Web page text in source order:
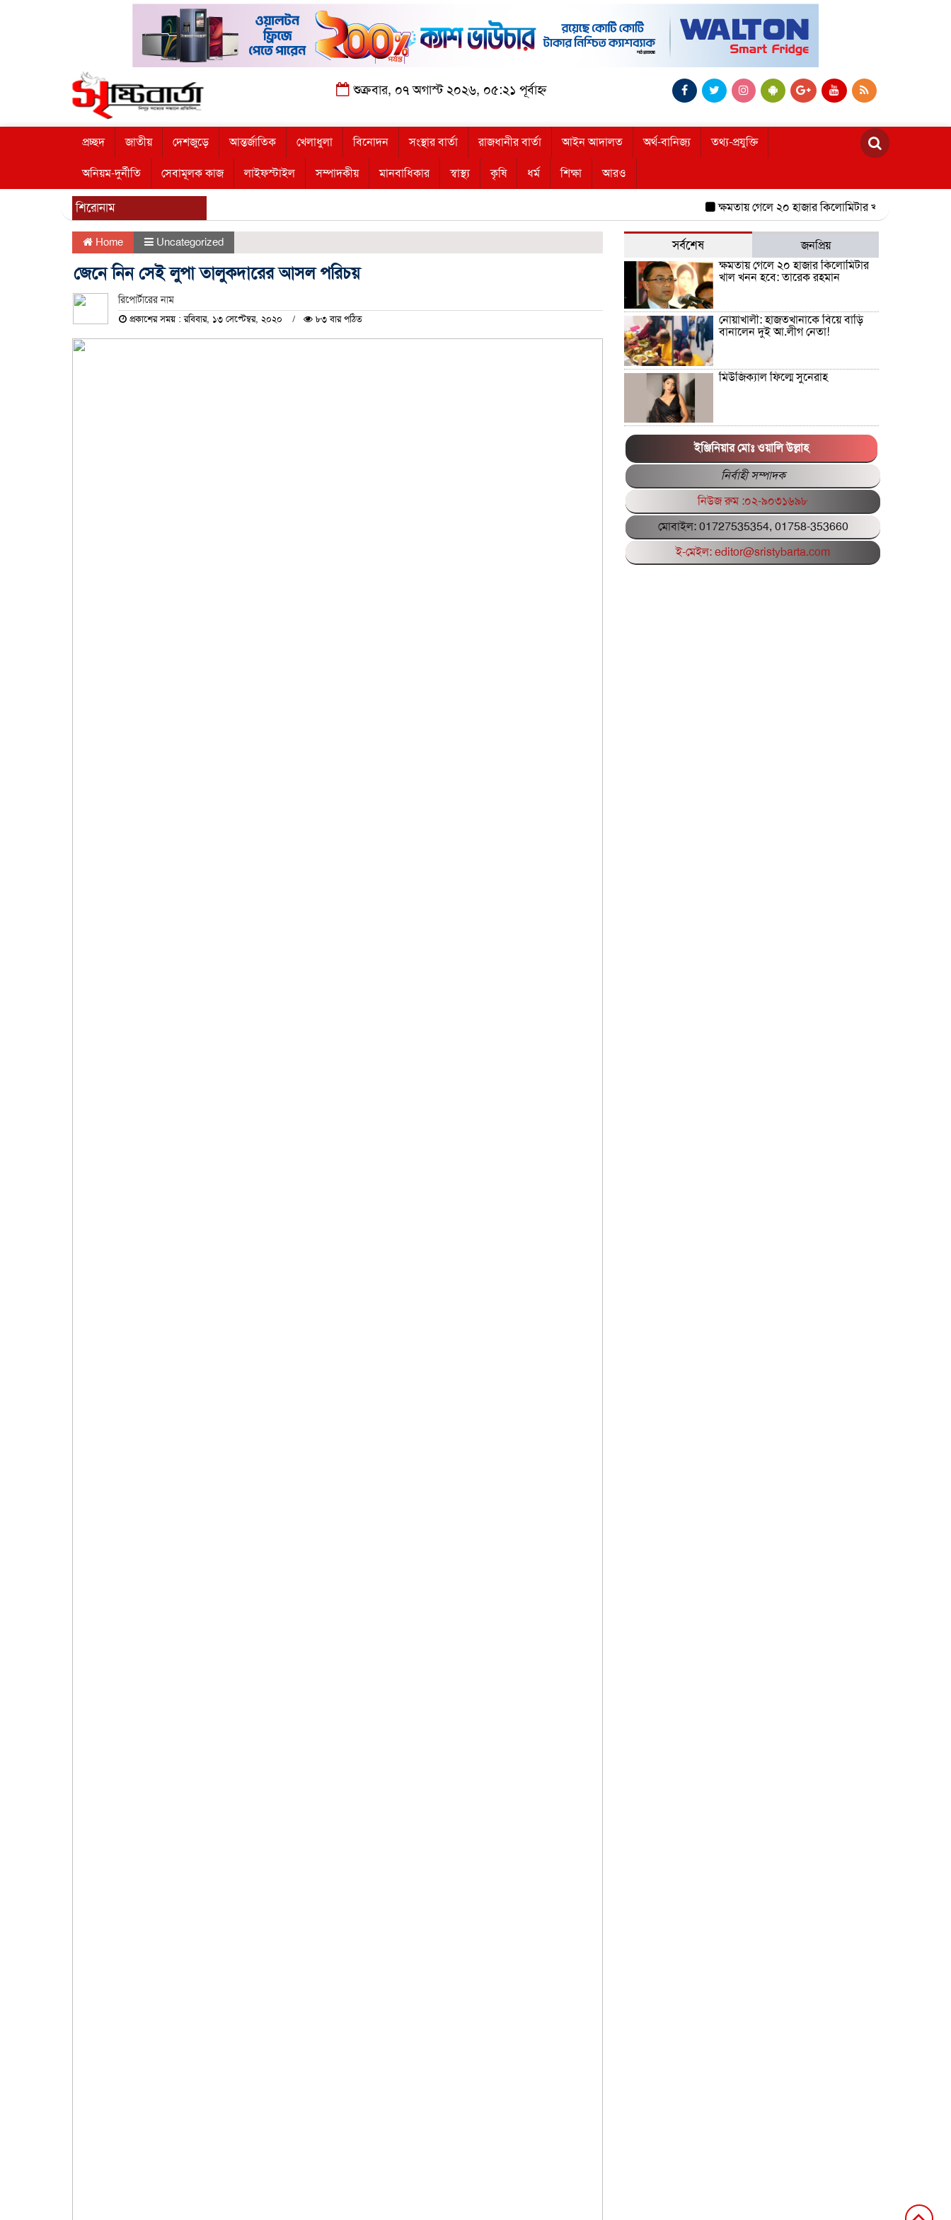
শুক্রবার, ০৭ অগাস্ট ২০২৬, ০৫:২১ পূর্বাহ্ন
প্রচ্ছদ জাতীয় দেশজুড়ে আন্তর্জাতিক খেলাধুলা বিনোদন সংস্থার বার্তা রাজধানীর বার্তা আইন আদালত অর্থ-বানিজ্য তথ্য-প্রযুক্তি
অনিয়ম-দুর্নীতি সেবামূলক কাজ লাইফস্টাইল সম্পাদকীয় মানবাধিকার স্বাস্থ্য কৃষি ধর্ম শিক্ষা আরও
শিরোনাম ক্ষমতায় গেলে ২০ হাজার কিলোমিটার খাল খনন হবে: তারেক
Home Uncategorized
জেনে নিন সেই লুপা তালুকদারের আসল পরিচয়
রিপোর্টারের নাম
প্রকাশের সময় : রবিবার, ১৩ সেপ্টেম্বর, ২০২০ ৮৩ বার পঠিত
সর্বশেষ
জনপ্রিয়
ক্ষমতায় গেলে ২০ হাজার কিলোমিটার
খাল খনন হবে: তারেক রহমান
নোয়াখালী: হাজতখানাকে বিয়ে বাড়ি
বানালেন দুই আ.লীগ নেতা!
মিউজিক্যাল ফিল্মে সুনেরাহ
পিএসসির সাবেক গাড়িচালক আবেদ
আলীর ছেলে সিয়াম গ্রেপ্তার
বাংলাদেশের পরিবর্তনে গনভোটে হ্যাঁ
ভোট জরুরি: সাখাওয়াত হোসেন
ফ্যাসিস্ট আমলে বিদ্যুৎ খাতের দুর্নীতি:
লুটপাট ভয়াবহ আদানির চুক্তি
ইঞ্জিনিয়ার মোঃ ওয়ালি উল্লাহ
নির্বাহী সম্পাদক
নিউজ রুম :০২-৯০৩১৬৯৮
মোবাইল: 01727535354, 01758-353660
ই-মেইল: editor@sristybarta.com